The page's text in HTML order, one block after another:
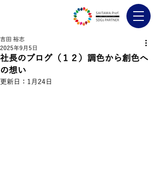
社長のブログ（１２）調色から創色へ
の想い
吉田 裕志
2025年9月5日
更新日： 1月24日